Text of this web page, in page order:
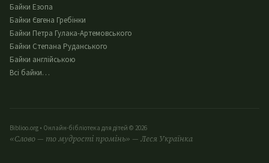
Байки Езопа
Байки Євгена Гребінки
Байки Петра Гулака-Артемовського
Байки Степана Руданського
Байки англійською
Всі байки…
Biblioo.org • Онлайн-бібліотека для дітей © 2026
«Слово — то мудрості промінь» — Леся Українка